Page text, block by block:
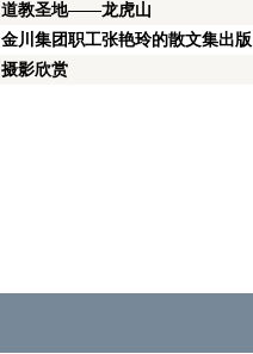
道教圣地——龙虎山
金川集团职工张艳玲的散文集出版
摄影欣赏